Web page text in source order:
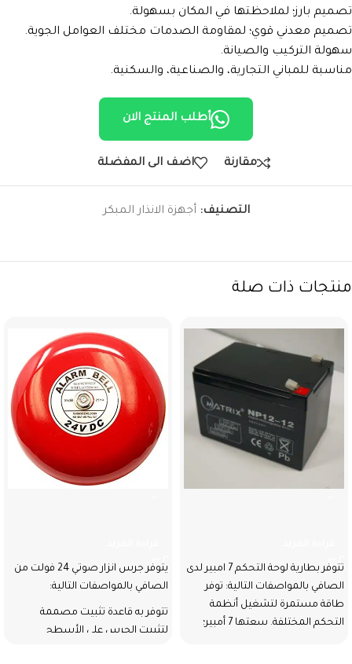
تصميم بارز؛ لملاحظتها في المكان بسهولة.
تصميم معدني قوي؛ لمقاومة الصدمات مختلف العوامل الجوية.
سهولة التركيب والصيانة.
مناسبة للمباني التجارية، والصناعية، والسكنية.
أطلب المنتج الان
مقارنة اضف الى المفضلة
التصنيف: أجهزة الانذار المبكر
منتجات ذات صلة
تتوفر بطارية لوحة التحكم 7 امبير لدى
الصافي بالمواصفات التالية: توفر
طاقة مستمرة لتشغيل أنظمة
التحكم المختلفة. سعتها 7 أمبير؛
يتوفر جرس انزار صوتي 24 فولت من
الصافي بالمواصفات التالية:
تتوفر به قاعدة تثبيت مصممة
لتثبيت الجرس على الأسطح